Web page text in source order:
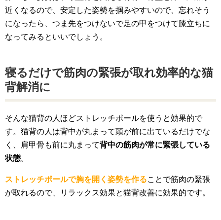
近くなるので、安定した姿勢を掴みやすいので、忘れそう
になったら、つま先をつけないで足の甲をつけて膝立ちに
なってみるといいでしょう。
寝るだけで筋肉の緊張が取れ効率的な猫
背解消に
そんな猫背の人ほどストレッチポールを使うと効果的で
す。猫背の人は背中が丸まって頭が前に出ているだけでな
く、肩甲骨も前に丸まって背中の筋肉が常に緊張している
状態。
ストレッチポールで胸を開く姿勢を作ることで筋肉の緊張
が取れるので、リラックス効果と猫背改善に効果的です。